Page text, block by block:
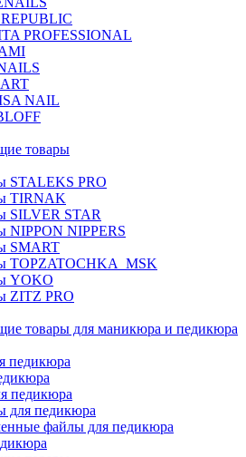
PROFESSIONAL
NAIL
товары
STALEKS PRO
TIRNAK
SILVER STAR
NIPPON NIPPERS
SMART
TOPZATOCHKA_MSK
YOKO
ZITZ PRO
товары для маникюра и педикюра
педикюра
педикюра
для педикюра
файлы для педикюра